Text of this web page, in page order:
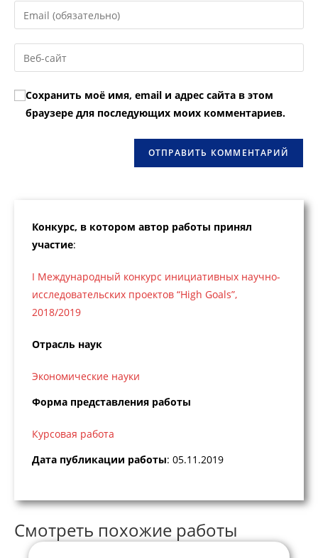
или
пользователя,
чтобы
прокомментировать
Введите
свой
email-
адрес,
прокомментировать
Введите
URL
вашего
веб-
сайта
Сохранить моё имя, email и адрес сайта в этом
браузере для последующих моих комментариев.
Конкурс, в котором автор работы принял
участие:
I Международный конкурс инициативных научно-
исследовательских проектов “High Goals”,
2018/2019
Отрасль наук
Экономические науки
Форма представления работы
Курсовая работа
Дата публикации работы: 05.11.2019
Смотреть похожие работы